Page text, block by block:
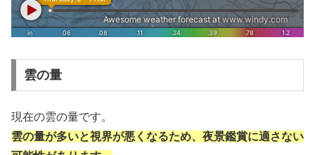
雲の量
現在の雲の量です。
雲の量が多いと視界が悪くなるため、夜景鑑賞に適さない